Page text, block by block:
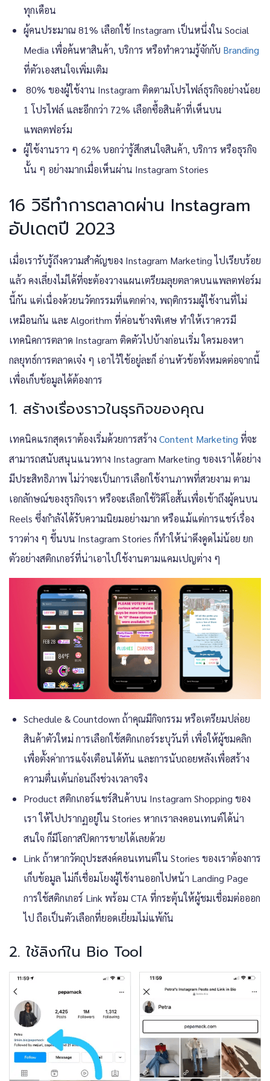
ทุกเดือน
ผู้คนประมาณ 81% เลือกใช้ Instagram เป็นหนึ่งใน Social
Media เพื่อค้นหาสินค้า, บริการ หรือทำความรู้จักกับ Branding
ที่ตัวเองสนใจเพิ่มเติม
80% ของผู้ใช้งาน Instagram ติดตามโปรไฟล์ธุรกิจอย่างน้อย
1 โปรไฟล์ และอีกกว่า 72% เลือกซื้อสินค้าที่เห็นบน
แพลตฟอร์ม
ผู้ใช้งานราว ๆ 62% บอกว่ารู้สึกสนใจสินค้า, บริการ หรือธุรกิจ
นั้น ๆ อย่างมากเมื่อเห็นผ่าน Instagram Stories
16 วิธีทำการตลาดผ่าน Instagram
อัปเดตปี 2023
เมื่อเรารับรู้ถึงความสำคัญของ Instagram Marketingไปเรียบร้อย
แล้ว คงเลี่ยงไม่ได้ที่จะต้องวางแผนเตรียมลุยตลาดบนแพลตฟอร์ม
นี้กัน แต่เนื่องด้วยนวัตกรรมที่แตกต่าง, พฤติกรรมผู้ใช้งานที่ไม่
เหมือนกัน และ Algorithm ที่ค่อนข้างพิเศษ ทำให้เราควรมี
เทคนิคการตลาด Instagram ติดตัวไปบ้างก่อนเริ่ม ใครมองหา
กลยุทธ์การตลาดเจ๋ง ๆ เอาไว้ใช้อยู่ละก็ อ่านหัวข้อทั้งหมดต่อจากนี้
เพื่อเก็บข้อมูลได้ต้องการ
1. สร้างเรื่องราวในธุรกิจของคุณ
เทคนิคแรกสุดเราต้องเริ่มด้วยการสร้าง Content Marketing ที่จะ
สามารถสนับสนุนแนวทาง Instagram Marketing ของเราได้อย่าง
มีประสิทธิภาพ ไม่ว่าจะเป็นการเลือกใช้งานภาพที่สวยงาม ตาม
เอกลักษณ์ของธุรกิจเรา หรือจะเลือกใช้วิดีโอสั้นเพื่อเข้าถึงผู้คนบน
Reels ซึ่งกำลังได้รับความนิยมอย่างมาก หรือแม้แต่การแชร์เรื่อง
ราวต่าง ๆ ขึ้นบน Instagram Stories ก็ทำให้น่าดึงดูดไม่น้อย ยก
ตัวอย่างสติกเกอร์ที่น่าเอาไปใช้งานตามแคมเปญต่าง ๆ
Schedule & Countdown ถ้าคุณมีกิจกรรม หรือเตรียมปล่อย
สินค้าตัวใหม่ การเลือกใช้สติกเกอร์ระบุวันที่ เพื่อให้ผู้ชมคลิก
เพื่อตั้งค่าการแจ้งเตือนได้ทัน และการนับถอยหลังเพื่อสร้าง
ความตื่นเต้นก่อนถึงช่วงเวลาจริง
Product สติกเกอร์แชร์สินค้าบน Instagram Shopping ของ
เรา ให้ไปปรากฏอยู่ใน Stories หากเราลงคอนเทนต์ได้น่า
สนใจ ก็มีโอกาสปิดการขายได้เลยด้วย
Link ถ้าหากวัตถุประสงค์คอนเทนต์ใน Stories ของเราต้องการ
เก็บข้อมูล ไม่ก็เชื่อมโยงผู้ใช้งานออกไปหน้า Landing Page
การใช้สติกเกอร์ Link พร้อม CTA ที่กระตุ้นให้ผู้ชมเชื่อมต่อออก
ไป ถือเป็นตัวเลือกที่ยอดเยี่ยมไม่แพ้กัน
2. ใช้ลิงก์ใน Bio Tool